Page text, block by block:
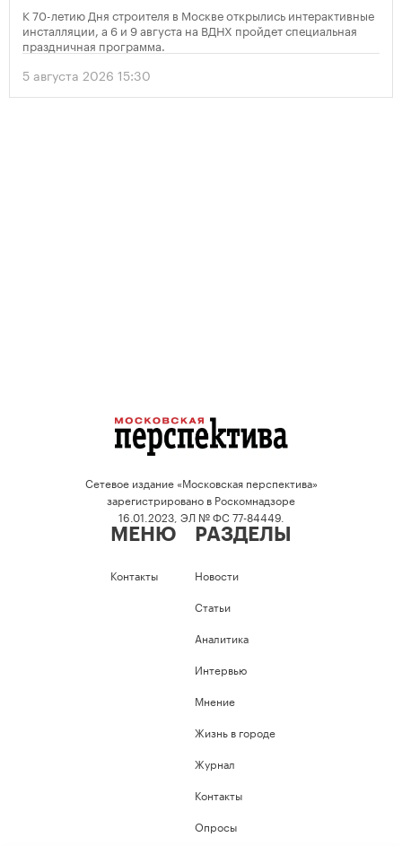
К 70-летию Дня строителя в Москве открылись интерактивные
инсталляции, а 6 и 9 августа на ВДНХ пройдет специальная
праздничная программа.
5 августа 2026 15:30
Сетевое издание «Московская перспектива»
зарегистрировано в Роскомнадзоре
16.01.2023, ЭЛ № ФС 77-84449.
МЕНЮ
Контакты
РАЗДЕЛЫ
Новости
Статьи
Аналитика
Интервью
Мнение
Жизнь в городе
Журнал
Контакты
Опросы